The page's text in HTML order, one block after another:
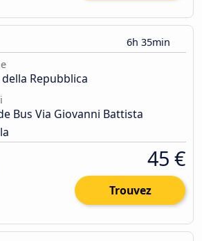
6h 35min
della Repubblica
Bus Via Giovanni Battista
45 €
Trouvez